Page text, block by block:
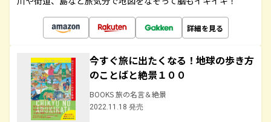
詳細を見る
今すぐ旅に出たくなる！地球の歩き方
のことばと絶景１００
BOOKS 旅の名言＆絶景
2022.11.18 発売